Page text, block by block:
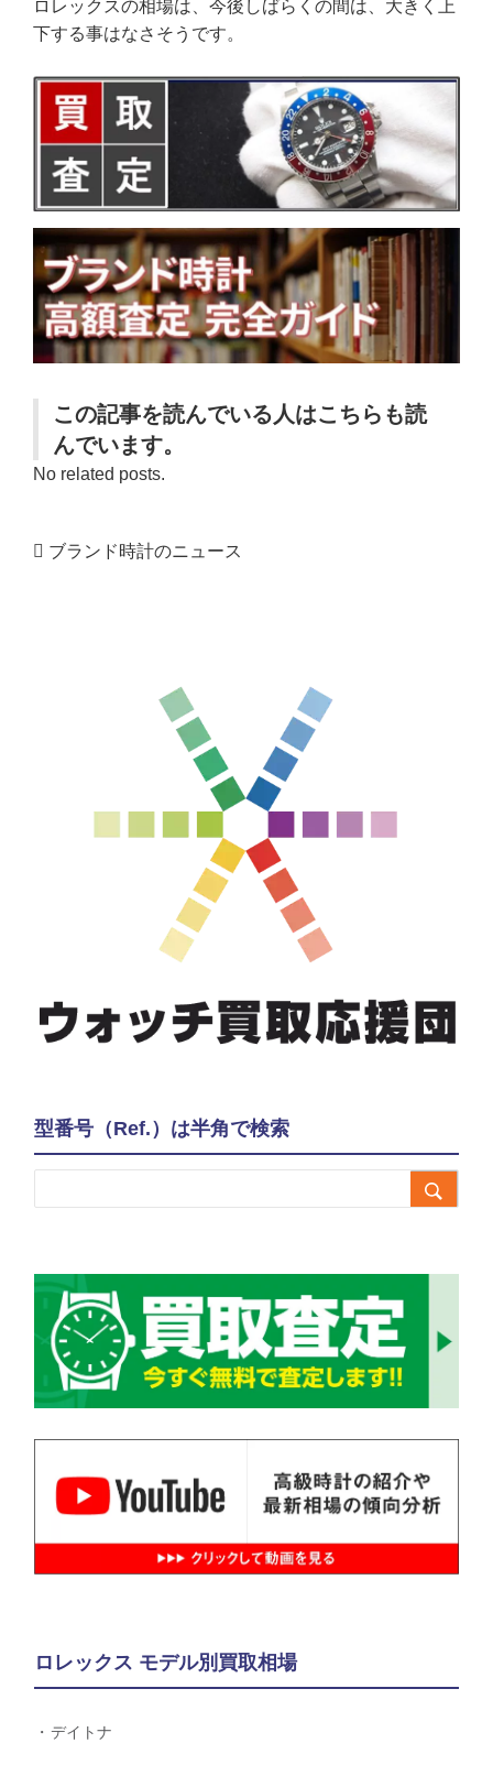
ロレックスの相場は、今後しばらくの間は、大きく上
下する事はなさそうです。
この記事を読んでいる人はこちらも読
んでいます。
No related posts.
ブランド時計のニュース
型番号（Ref.）は半角で検索

ロレックス モデル別買取相場
デイトナ